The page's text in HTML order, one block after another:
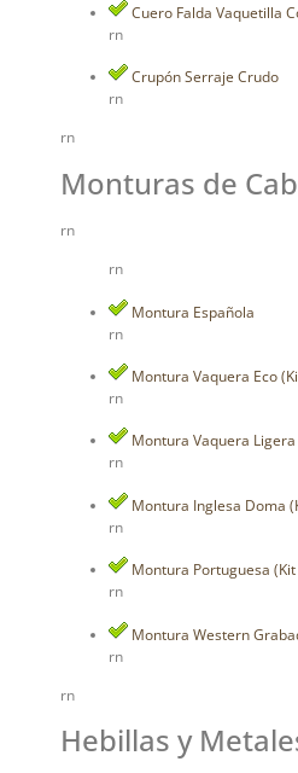
Cuero Falda Vaquetilla
rn
Crupón Serraje Crudo
rn
rn
Monturas de
rn
rn
Montura Española
rn
Montura Vaquera Eco
rn
Montura Vaquera
rn
Montura Inglesa Doma
rn
Montura Portuguesa
rn
Montura Western
rn
rn
Hebillas y